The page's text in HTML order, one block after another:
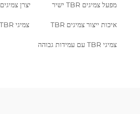
מפעל צמיגים TBR ישיר יצרן צמיגים TBR לפי דגם
איכות ייצור צמיגים TBR צמיגי TBR ידידותיים לסביבה
צמיגי TBR עם עמידות גבוהה